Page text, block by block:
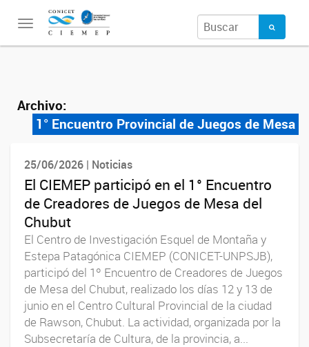
Toggle
navigation
Archivo:
1° Encuentro Provincial de Juegos de Mesa
25/06/2026 | Noticias
El CIEMEP participó en el 1° Encuentro
de Creadores de Juegos de Mesa del
Chubut
El Centro de Investigación Esquel de Montaña y
Estepa Patagónica CIEMEP (CONICET-UNPSJB),
participó del 1º Encuentro de Creadores de Juegos
de Mesa del Chubut, realizado los días 12 y 13 de
junio en el Centro Cultural Provincial de la ciudad
de Rawson, Chubut. La actividad, organizada por la
Subsecretaría de Cultura, de la provincia, a...